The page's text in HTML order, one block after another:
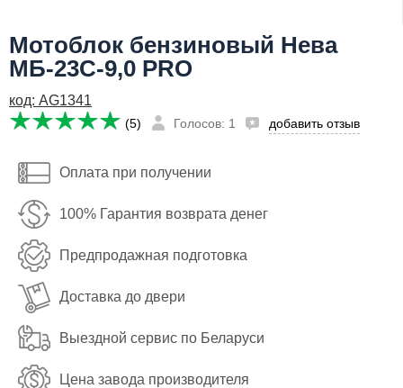
Мотоблок бензиновый Нева
МБ-23С-9,0 PRO
код: AG1341
(5) Голосов: 1 добавить отзыв
Оплата при получении
100% Гарантия возврата денег
Предпродажная подготовка
Доставка до двери
Выездной сервис по Беларуси
Цена завода производителя
Сообщить о поступлении
92,250
Email:
Телефон
Я даю согласие на